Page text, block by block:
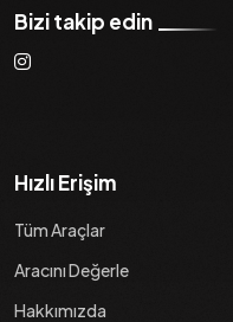
Bizi takip edin
Hızlı Erişim
Tüm Araçlar
Aracını Değerle
Hakkımızda